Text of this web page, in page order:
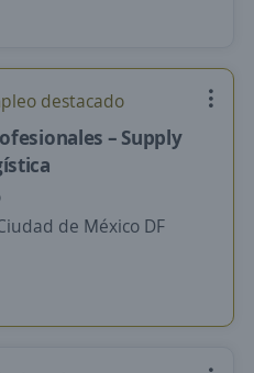
destacado
– Supply
de México DF